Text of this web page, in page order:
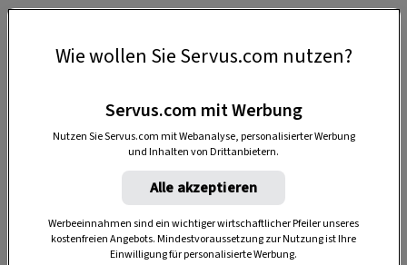
Anzeige
Wie wollen Sie Servus.com nutzen?
Servus.com mit Werbung
Nutzen Sie Servus.com mit Webanalyse, personalisierter Werbung
und Inhalten von Drittanbietern.
Alle akzeptieren
Werbeeinnahmen sind ein wichtiger wirtschaftlicher Pfeiler unseres
kostenfreien Angebots. Mindestvoraussetzung zur Nutzung ist Ihre
Einwilligung für personalisierte Werbung.